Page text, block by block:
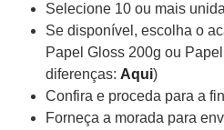
Selecione 10 ou mais
Se disponível, escolha o
Papel Gloss 200g ou
diferenças: Aqui)
Confira e proceda para a
Forneça a morada para